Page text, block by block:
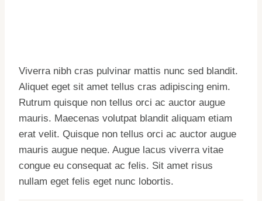
Viverra nibh cras pulvinar mattis nunc sed blandit.
Aliquet eget sit amet tellus cras adipiscing enim.
Rutrum quisque non tellus orci ac auctor augue
mauris. Maecenas volutpat blandit aliquam etiam
erat velit. Quisque non tellus orci ac auctor augue
mauris augue neque. Augue lacus viverra vitae
congue eu consequat ac felis. Sit amet risus
nullam eget felis eget nunc lobortis.